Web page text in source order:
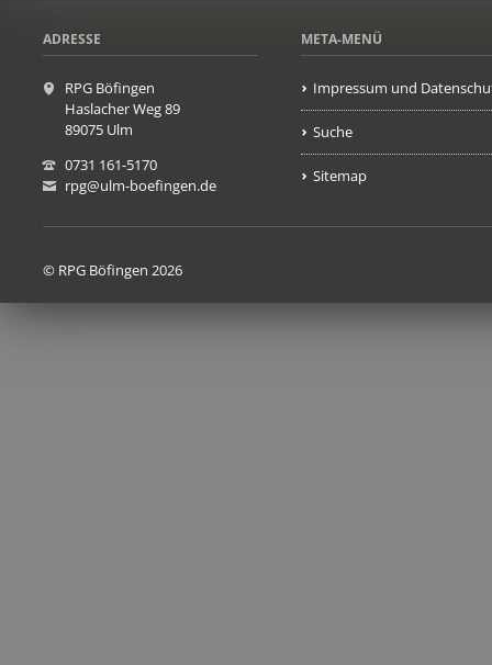
ADRESSE
RPG Böfingen
Haslacher Weg 89
89075 Ulm
0731 161-5170
rpg@ulm-boefingen.de
META-MENÜ
Impressum und
Suche
Sitemap
© RPG Böfingen 2026